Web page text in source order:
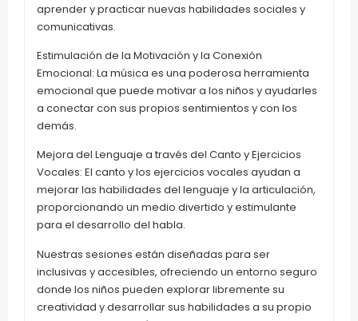
aprender y practicar nuevas habilidades sociales y
comunicativas.
Estimulación de la Motivación y la Conexión
Emocional: La música es una poderosa herramienta
emocional que puede motivar a los niños y ayudarles
a conectar con sus propios sentimientos y con los
demás.
Mejora del Lenguaje a través del Canto y Ejercicios
Vocales: El canto y los ejercicios vocales ayudan a
mejorar las habilidades del lenguaje y la articulación,
proporcionando un medio divertido y estimulante
para el desarrollo del habla.
Nuestras sesiones están diseñadas para ser
inclusivas y accesibles, ofreciendo un entorno seguro
donde los niños pueden explorar libremente su
creatividad y desarrollar sus habilidades a su propio